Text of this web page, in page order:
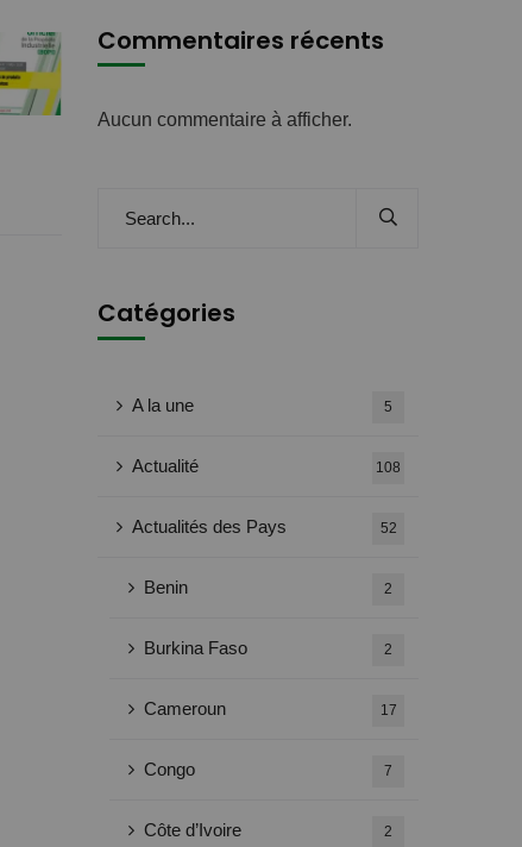
Commentaires récents
Aucun commentaire à afficher.
Catégories
A la une 5
Actualité 108
Actualités des Pays 52
Benin 2
Burkina Faso 2
Cameroun 17
Congo 7
Côte d’Ivoire 2